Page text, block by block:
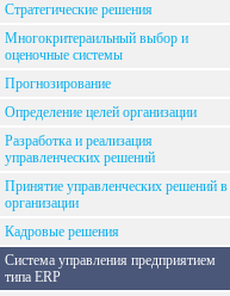
Стратегические решения
Многокритераильный выбор и
оценочные системы
Прогнозирование
Определение целей организации
Разработка и реализация
управленческих решений
Принятие управленческих решений в
организации
Кадровые решения
Система управления предприятием
типа ERP